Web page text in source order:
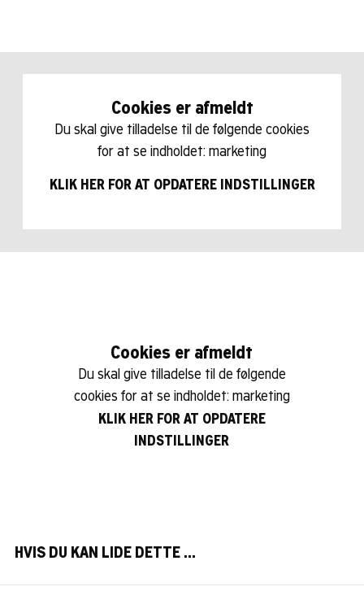
Cookies er afmeldt
Du skal give tilladelse til de følgende cookies
for at se indholdet: marketing
KLIK HER FOR AT OPDATERE INDSTILLINGER
Cookies er afmeldt
Du skal give tilladelse til de følgende
cookies for at se indholdet: marketing
KLIK HER FOR AT OPDATERE
INDSTILLINGER
HVIS DU KAN LIDE DETTE …